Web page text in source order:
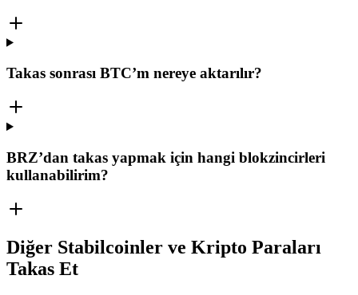
Takas sonrası BTC’m nereye aktarılır?
BRZ’dan takas yapmak için hangi blokzincirleri
kullanabilirim?
Diğer Stabilcoinler ve Kripto Paraları
Takas Et